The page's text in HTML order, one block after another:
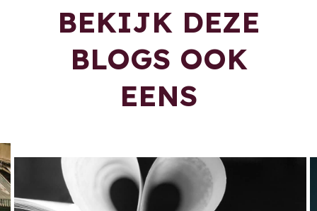
BEKIJK DEZE
BLOGS OOK
EENS